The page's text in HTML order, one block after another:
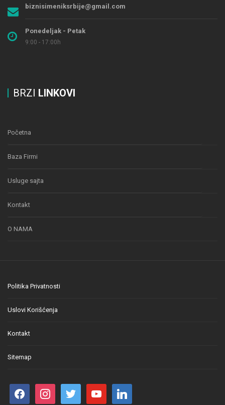
biznisimeniksrbije@gmail.com
Ponedeljak - Petak
9:00 - 17:00h
BRZI LINKOVI
Početna
Baza Firmi
Usluge sajta
Kontakt
O NAMA
Politika Privatnosti
Uslovi Korišćenja
Kontakt
Sitemap